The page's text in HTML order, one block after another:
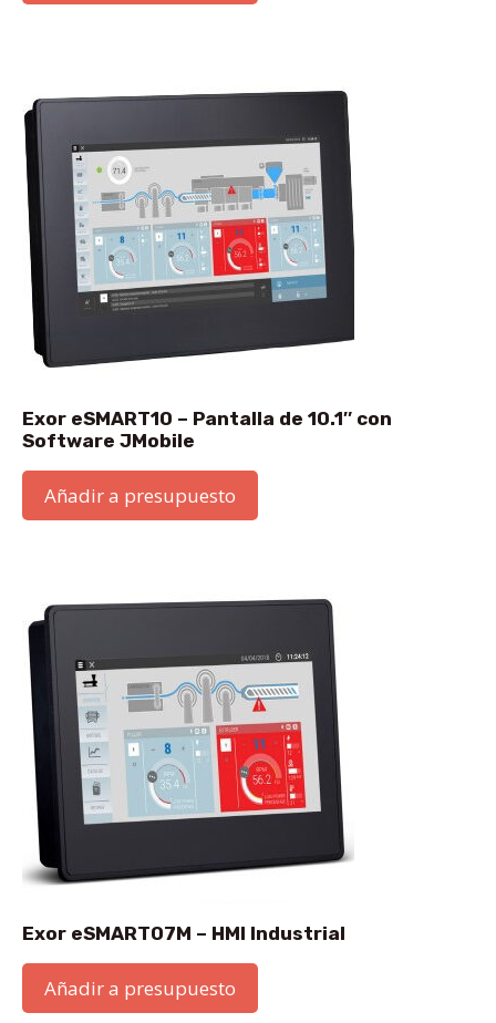
Exor eSMART10 – Pantalla de 10.1″ con
Software JMobile
Añadir a presupuesto
Exor eSMART07M – HMI Industrial
Añadir a presupuesto